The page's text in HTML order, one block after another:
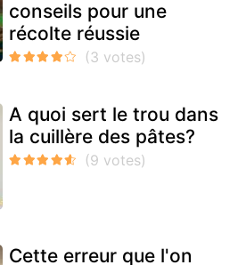
conseils pour une
récolte réussie
A quoi sert le trou dans
la cuillère des pâtes?
Cette erreur que l'on